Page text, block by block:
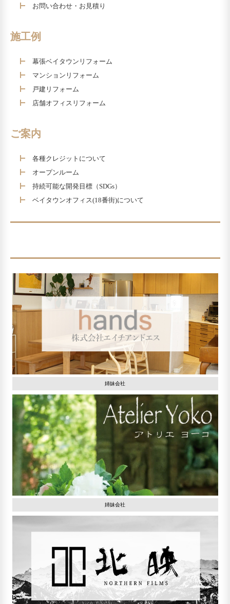
お問い合わせ・お見積り
施工例
幕張ベイタウンリフォーム
マンションリフォーム
戸建リフォーム
店舗オフィスリフォーム
ご案内
各種クレジットについて
オープンルーム
持続可能な開発目標（SDGs）
ベイタウンオフィス(18番街)について
姉妹会社
姉妹会社